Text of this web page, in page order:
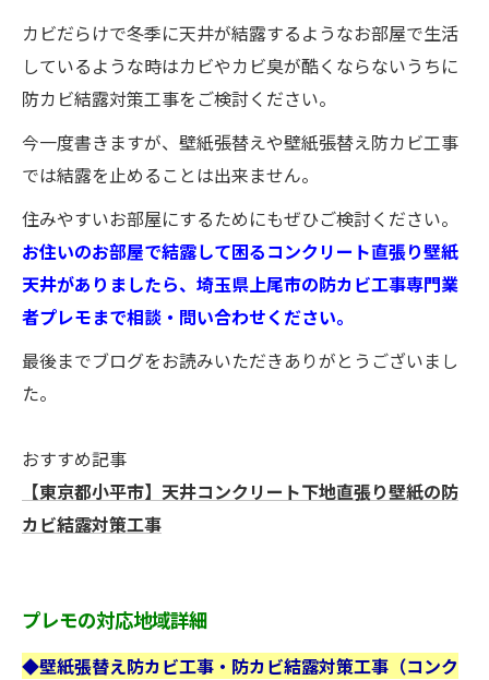
カビだらけで冬季に天井が結露するようなお部屋で生活
しているような時はカビやカビ臭が酷くならないうちに
防カビ結露対策工事をご検討ください。
今一度書きますが、壁紙張替えや壁紙張替え防カビ工事
では結露を止めることは出来ません。
住みやすいお部屋にするためにもぜひご検討ください。
お住いのお部屋で結露して困るコンクリート直張り壁紙
天井がありましたら、埼玉県上尾市の防カビ工事専門業
者プレモまで相談・問い合わせください。
最後までブログをお読みいただきありがとうございまし
た。
おすすめ記事
【東京都小平市】天井コンクリート下地直張り壁紙の防
カビ結露対策工事
プレモの対応地域詳細
◆壁紙張替え防カビ工事・防カビ結露対策工事（コンク